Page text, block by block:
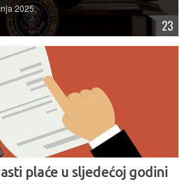
2025.
23
plaće u sljedećoj godini